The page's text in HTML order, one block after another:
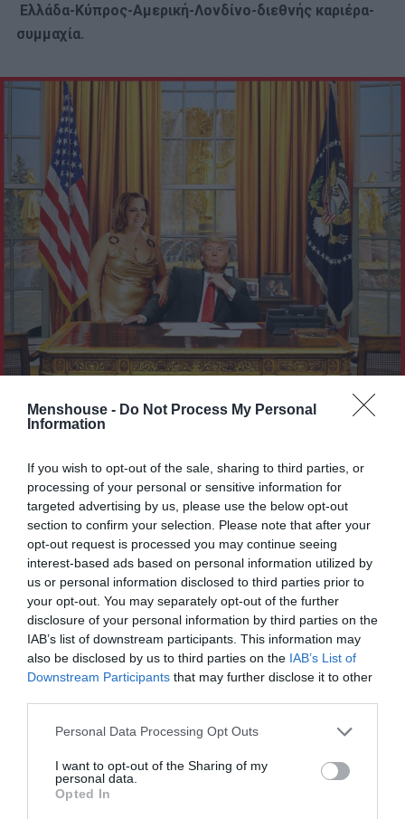
Menshouse - Do Not Process My Personal
Information
If you wish to opt-out of the sale, sharing to third parties, or
processing of your personal or sensitive information for
targeted advertising by us, please use the below opt-out
section to confirm your selection. Please note that after your
opt-out request is processed you may continue seeing
interest-based ads based on personal information utilized by
us or personal information disclosed to third parties prior to
your opt-out. You may separately opt-out of the further
disclosure of your personal information by third parties on the
IAB’s list of downstream participants. This information may
also be disclosed by us to third parties on the IAB’s List of
Downstream Participants that may further disclose it to other
Personal Data Processing Opt Outs
I want to opt-out of the Sharing of my
personal data.
Opted In
Ελλάδα-Κύπρος-Αμερική-Λονδίνο-διεθνής καριέρα-
συμμαχία.
6 Με έναν μαραγκό, τον Τέρη, στο μαγαζί του, την
ώρα του διαλείμματος. Χαλαρή συζήτηση για το
εμπόριο ξυλείας και την ρουφιάνα την ΙΚΕΑ που
έρχεται στην χώμα μας και μας παίρνει τις δουλειές.